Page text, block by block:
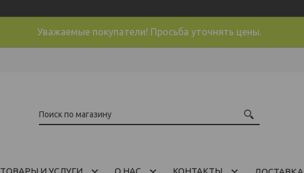
Уважаемые покупатели! Просьба уточнять цены.
ТОВАРЫ И УСЛУГИ О НАС КОНТАКТЫ